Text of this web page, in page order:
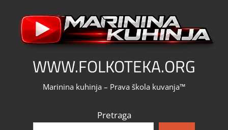
content
WWW.FOLKOTEKA.ORG
Marinina kuhinja – Prava škola kuvanja™
Pretraga